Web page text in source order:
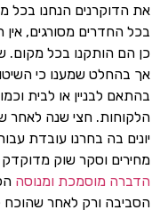
את הדוקרנים הנחנו בכל
בכל החדרים מסורגים,
כן הם הותקנו בכל מקום.
אך בהחלט שמענו כי
בהתאם לבניין או לבית
הלקוחות. חצי שנה לאחר
יונים בה בחרנו עובדת
מחירים וסקר שוק
הדברה מוסמכת ומנוסה
הסביבה ורק לאחר שהוכח